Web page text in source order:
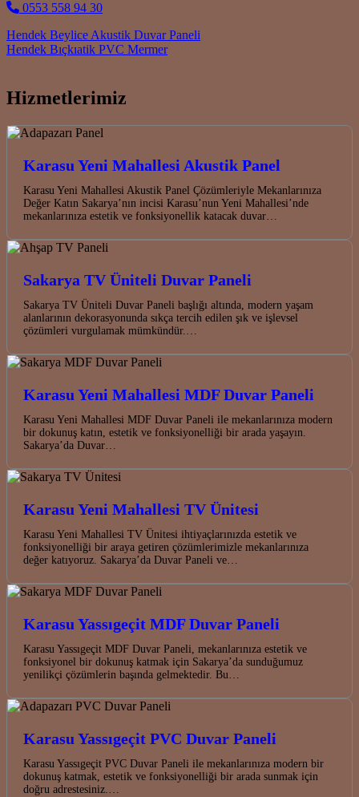
0553 558 94 30
Post navigation
Hendek Beylice Akustik Duvar Paneli
Hendek Bıçkıatik PVC Mermer
Hizmetlerimiz
Karasu Yeni Mahallesi Akustik Panel
Karasu Yeni Mahallesi Akustik Panel Çözümleriyle Mekanlarınıza
Değer Katın Sakarya’nın incisi Karasu’nun Yeni Mahallesi’nde
mekanlarınıza estetik ve fonksiyonellik katacak duvar…
Sakarya TV Üniteli Duvar Paneli
Sakarya TV Üniteli Duvar Paneli başlığı altında, modern yaşam
alanlarının dekorasyonunda sıkça tercih edilen şık ve işlevsel
çözümleri vurgulamak mümkündür.…
Karasu Yeni Mahallesi MDF Duvar Paneli
Karasu Yeni Mahallesi MDF Duvar Paneli ile mekanlarınıza modern
bir dokunuş katın, estetik ve fonksiyonelliği bir arada yaşayın.
Sakarya’da Duvar…
Karasu Yeni Mahallesi TV Ünitesi
Karasu Yeni Mahallesi TV Ünitesi ihtiyaçlarınızda estetik ve
fonksiyonelliği bir araya getiren çözümlerimizle mekanlarınıza
değer katıyoruz. Sakarya’da Duvar Paneli ve…
Karasu Yassıgeçit MDF Duvar Paneli
Karasu Yassıgeçit MDF Duvar Paneli, mekanlarınıza estetik ve
fonksiyonel bir dokunuş katmak için Sakarya’da sunduğumuz
yenilikçi çözümlerin başında gelmektedir. Bu…
Karasu Yassıgeçit PVC Duvar Paneli
Karasu Yassıgeçit PVC Duvar Paneli ile mekanlarınıza modern bir
dokunuş katmak, estetik ve fonksiyonelliği bir arada sunmak için
doğru adrestesiniz.…